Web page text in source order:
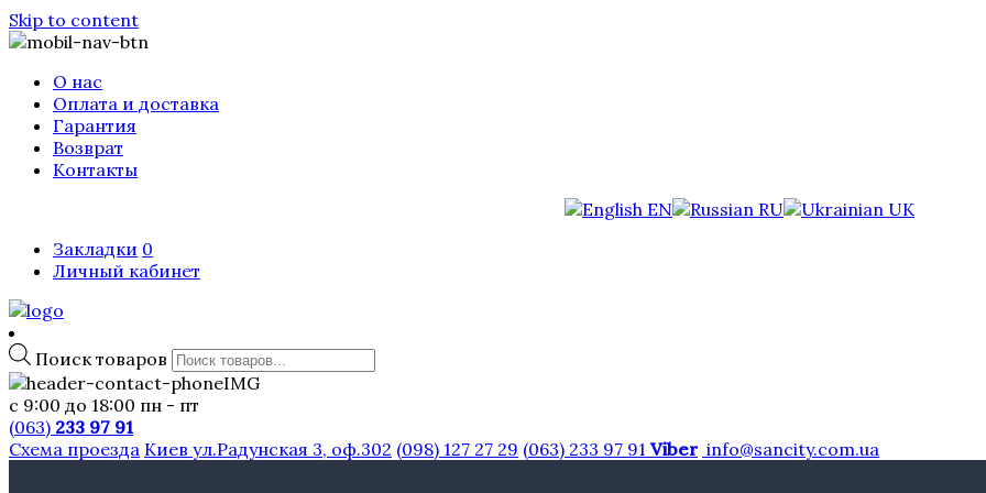
Skip to content
О нас
Оплата и доставка
Гарантия
Возврат
Контакты
EN
RU
UK
Закладки 0
Личный кабинет
Поиск товаров
с 9:00 до 18:00 пн - пт
(063) 233 97 91
Схема проезда Киев ул.Радунская 3, оф.302 (098) 127 27 29 (063) 233 97 91 Viber info@sancity.com.ua